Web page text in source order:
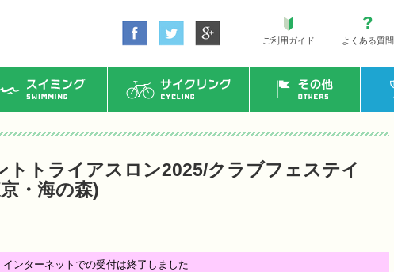
ご利用ガイド よくある質問
スイミング サイクリング その他
トトライアスロン2025/クラブフェステイ
・海の森)
インターネットでの受付は終了しました